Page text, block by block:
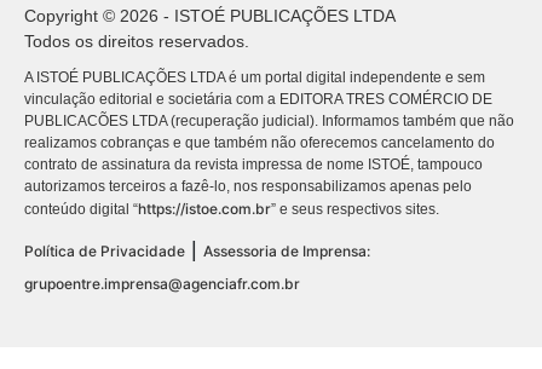
Copyright © 2026 - ISTOÉ PUBLICAÇÕES LTDA
Todos os direitos reservados.
A ISTOÉ PUBLICAÇÕES LTDA é um portal digital independente e sem
vinculação editorial e societária com a EDITORA TRES COMÉRCIO DE
PUBLICACÕES LTDA (recuperação judicial). Informamos também que não
realizamos cobranças e que também não oferecemos cancelamento do
contrato de assinatura da revista impressa de nome ISTOÉ, tampouco
autorizamos terceiros a fazê-lo, nos responsabilizamos apenas pelo
conteúdo digital “https://istoe.com.br” e seus respectivos sites.
Política de Privacidade | Assessoria de Imprensa:
grupoentre.imprensa@agenciafr.com.br